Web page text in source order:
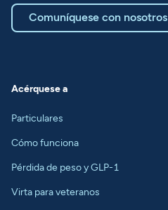
Comuníquese con nosotros
Acérquese a
Particulares
Cómo funciona
Pérdida de peso y GLP-1
Virta para veteranos